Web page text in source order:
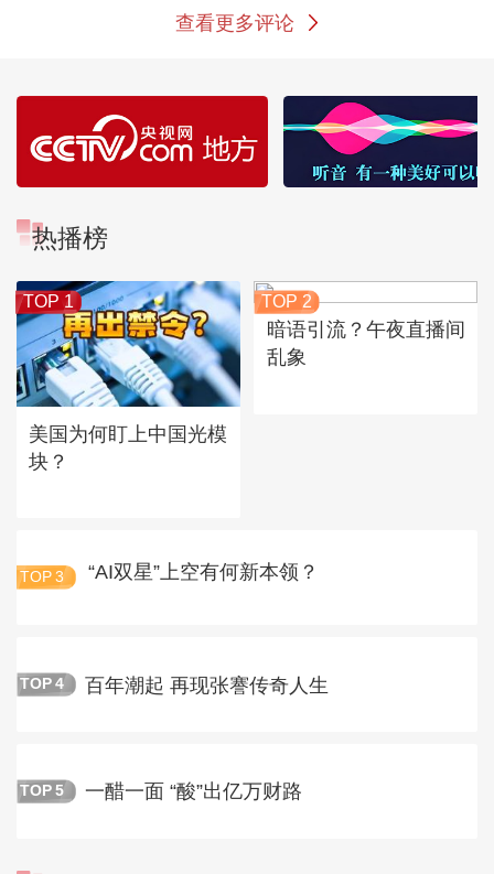
查看更多评论
热播榜
TOP 1
美国为何盯上中国光模
块？
TOP 2
暗语引流？午夜直播间
乱象
TOP 3 “AI双星”上空有何新本领？
TOP 4 百年潮起 再现张謇传奇人生
TOP 5 一醋一面 “酸”出亿万财路